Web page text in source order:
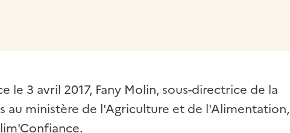
le 3 avril 2017, Fany Molin, sous-directrice de la
au ministère de l'Agriculture et de l'Alimentation,